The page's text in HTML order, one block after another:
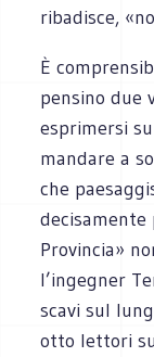
ribadisce,
È
pensino due
esprimersi
mandare a
che
decisamente
Provincia»
l’ingegner
scavi sul
otto lettori